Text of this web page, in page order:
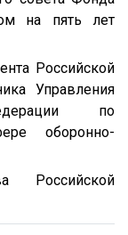
на пять лет
Российской
Управления
по
оборонно-
Российской